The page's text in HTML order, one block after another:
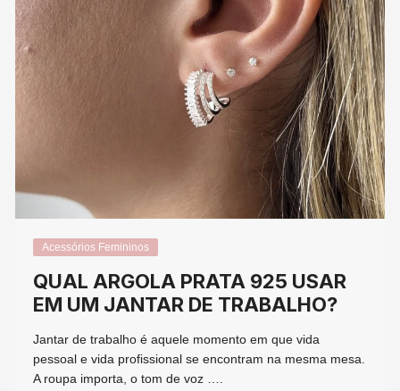
Acessórios Femininos
QUAL ARGOLA PRATA 925 USAR
EM UM JANTAR DE TRABALHO?
Jantar de trabalho é aquele momento em que vida
pessoal e vida profissional se encontram na mesma mesa.
A roupa importa, o tom de voz ….